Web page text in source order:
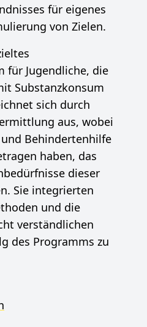
für eigenes
von Zielen.
für Jugendliche, die
Substanzkonsum
sich durch
aus, wobei
Behindertenhilfe
haben, das
dieser
Sie integrierten
und die
verständlichen
des Programms zu